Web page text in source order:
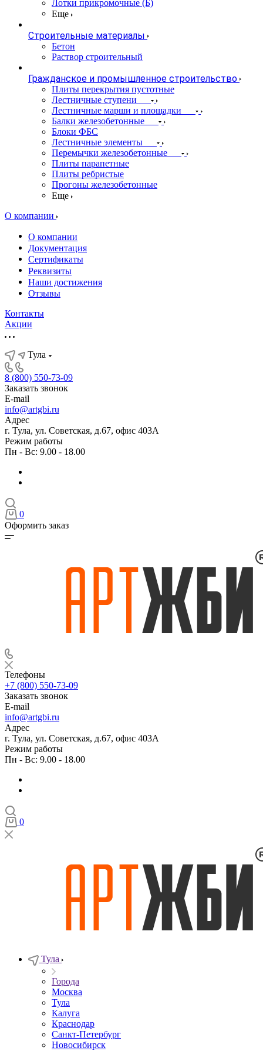
Лотки прикромочные (Б)
Еще
Строительные материалы
Бетон
Раствор строительный
Гражданское и промышленное строительство
Плиты перекрытия пустотные
Лестничные ступени
Лестничные марши и площадки
Балки железобетонные
Блоки ФБС
Лестничные элементы
Перемычки железобетонные
Плиты парапетные
Плиты ребристые
Прогоны железобетонные
Еще
О компании
О компании
Документация
Сертификаты
Реквизиты
Наши достижения
Отзывы
Контакты
Акции
Тула
8 (800) 550-73-09
Заказать звонок
E-mail
info@artgbi.ru
Адрес
г. Тула, ул. Советская, д.67, офис 403А
Режим работы
Пн - Вс: 9.00 - 18.00
0
Оформить заказ
Телефоны
+7 (800) 550-73-09
Заказать звонок
E-mail
info@artgbi.ru
Адрес
г. Тула, ул. Советская, д.67, офис 403А
Режим работы
Пн - Вс: 9.00 - 18.00
0
Тула
Города
Москва
Тула
Калуга
Краснодар
Санкт-Петербург
Новосибирск